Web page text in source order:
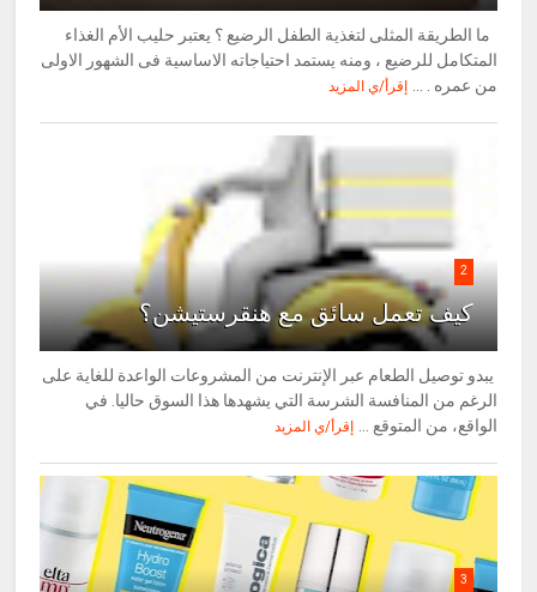
ما الطريقة المثلى لتغذية الطفل الرضيع ؟ يعتبر حليب الأم الغذاء
المتكامل للرضيع ، ومنه يستمد احتياجاته الاساسية فى الشهور الاولى
من عمره . ...
إقرأ/ي المزيد
2
كيف تعمل سائق مع هنقرستيشن؟
يبدو توصيل الطعام عبر الإنترنت من المشروعات الواعدة للغاية على
الرغم من المنافسة الشرسة التي يشهدها هذا السوق حاليا. في
الواقع، من المتوقع ...
إقرأ/ي المزيد
3